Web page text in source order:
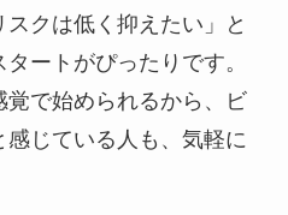
クは低く抑えたい」と
ートがぴったりです。
で始められるから、ビ
感じている人も、気軽に